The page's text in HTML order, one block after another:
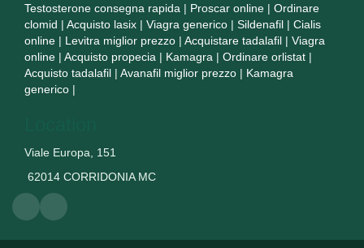
Testosterone consegna rapida | Proscar online | Ordinare
clomid | Acquisto lasix | Viagra generico | Sildenafil | Cialis
online | Levitra miglior prezzo | Acquistare tadalafil | Viagra
online | Acquisto propecia | Kamagra | Ordinare orlistat |
Acquisto tadalafil | Avanafil miglior prezzo | Kamagra
generico |
Viale Europa, 151
62014 CORRIDONIA MC